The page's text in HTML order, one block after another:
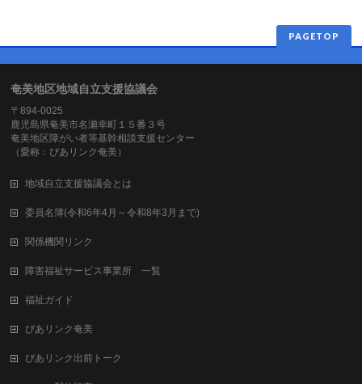
PAGETOP
奄美地区地域自立支援協議会
〒894-0025
鹿児島県奄美市名瀬幸町１５番３号
奄美地区障がい者等基幹相談支援センター
（愛称：ぴあリンク奄美）
地域自立支援協議会とは
委員名簿(令和6年4月～令和8年3月まで)
関係機関リンク
障害福祉サービス事業所 一覧
福祉ガイド
ぴあリンク奄美
ぴあリンク出前トーク